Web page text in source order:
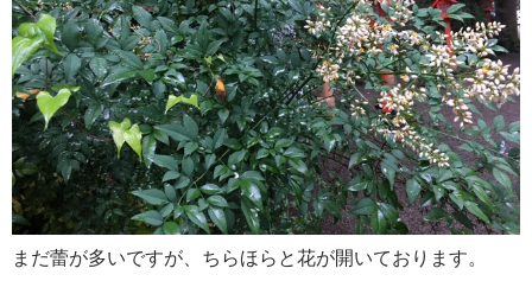
まだ蕾が多いですが、ちらほらと花が開いております。